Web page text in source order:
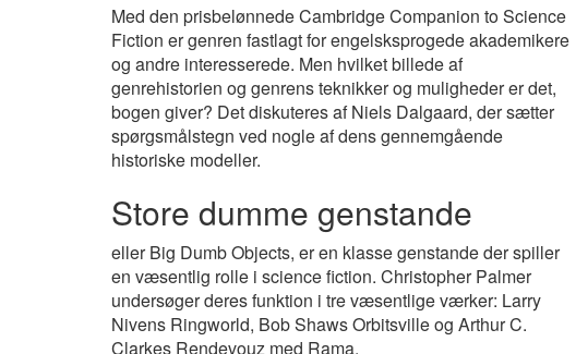
Med den prisbelønnede Cambridge Companion to Science
Fiction er genren fastlagt for engelsksprogede akademikere
og andre interesserede. Men hvilket billede af
genrehistorien og genrens teknikker og muligheder er det,
bogen giver? Det diskuteres af Niels Dalgaard, der sætter
spørgsmålstegn ved nogle af dens gennemgående
historiske modeller.
Store dumme genstande
eller Big Dumb Objects, er en klasse genstande der spiller
en væsentlig rolle i science fiction. Christopher Palmer
undersøger deres funktion i tre væsentlige værker: Larry
Nivens Ringworld, Bob Shaws Orbitsville og Arthur C.
Clarkes Rendevouz med Rama.